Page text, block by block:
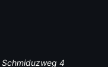
Schmiduzweg 4